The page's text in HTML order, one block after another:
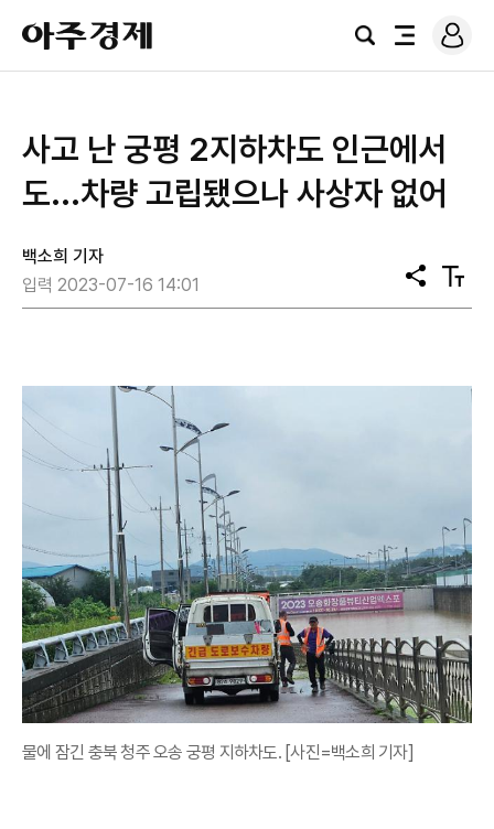
아
주
경
검
전
로
그
사고 난 궁평 2지하차도 인근에서
도...차량 고립됐으나 사상자 없어
백소희 기자
입력 2023-07-16 14:01
공
유
텍
스
물에 잠긴 충북 청주 오송 궁평 지하차도. [사진=백소희 기자]